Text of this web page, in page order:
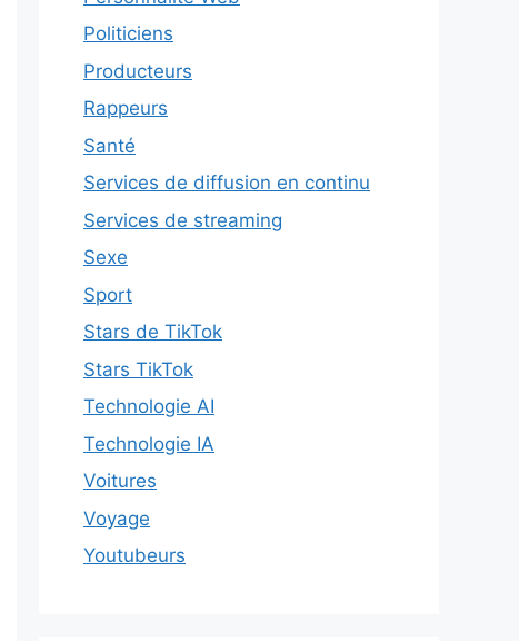
Politiciens
Producteurs
Rappeurs
Santé
Services de diffusion en continu
Services de streaming
Sexe
Sport
Stars de TikTok
Stars TikTok
Technologie AI
Technologie IA
Voitures
Voyage
Youtubeurs